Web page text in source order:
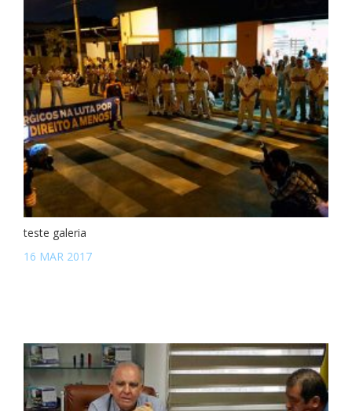
teste galeria
16 MAR 2017